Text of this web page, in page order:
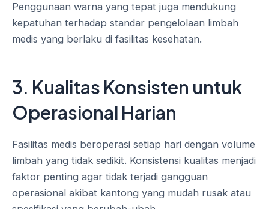
Penggunaan warna yang tepat juga mendukung
kepatuhan terhadap standar pengelolaan limbah
medis yang berlaku di fasilitas kesehatan.
3. Kualitas Konsisten untuk
Operasional Harian
Fasilitas medis beroperasi setiap hari dengan volume
limbah yang tidak sedikit. Konsistensi kualitas menjadi
faktor penting agar tidak terjadi gangguan
operasional akibat kantong yang mudah rusak atau